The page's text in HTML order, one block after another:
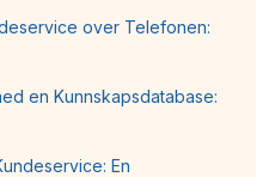
over Telefonen:
en Kunnskapsdatabase:
En